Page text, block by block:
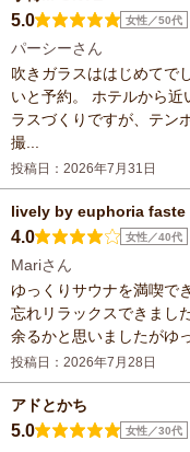
5.0 女性／50代
パーシーさん
吹きガラスははじめてで
いと予約。 ホテルから
ラスづくりですが、テン
撮...
投稿日：2026年7月31日
lively by euphoria faste
4.0 女性／40代
Mariさん
ゆっくりサウナを満喫で
忘れリラックスできまし
余るかと思いましたがゆ
投稿日：2026年7月28日
アドとかち
5.0 女性／30代